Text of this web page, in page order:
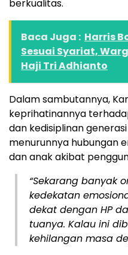
berkualitas.
Baca Juga : Harris
Sesuai Syariat,
Haji Tri Adhianto
Dalam sambutannya,
keprihatinannya
dan kedisiplinan
menurunnya hubungan
dan anak akibat
“Sekarang banyak
kedekatan
dekat dengan HP
tuanya. Kalau ini
kehilangan masa